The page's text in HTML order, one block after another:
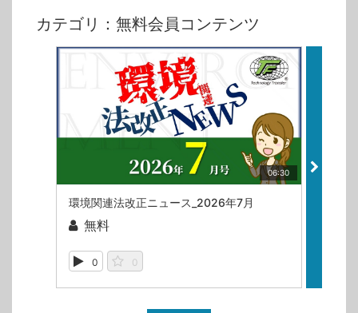
カテゴリ：無料会員コンテンツ
06:30
環境関連法改正ニュース_2026年7月
無料
0 0